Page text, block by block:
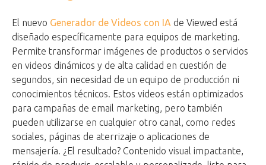
El nuevo Generador de Videos con IA de Viewed está
diseñado específicamente para equipos de marketing.
Permite transformar imágenes de productos o servicios
en videos dinámicos y de alta calidad en cuestión de
segundos, sin necesidad de un equipo de producción ni
conocimientos técnicos. Estos videos están optimizados
para campañas de email marketing, pero también
pueden utilizarse en cualquier otro canal, como redes
sociales, páginas de aterrizaje o aplicaciones de
mensajería. ¿El resultado? Contenido visual impactante,